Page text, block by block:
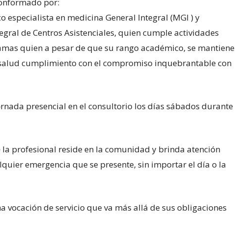
especialista en medicina General Integral (MGI ) y
de Centros Asistenciales, quien cumple actividades
quien a pesar de que su rango académico, se mantiene
cumplimiento con el compromiso inquebrantable con
presencial en el consultorio los días sábados durante
la profesional reside en la comunidad y brinda atención
emergencia que se presente, sin importar el día o la
vocación de servicio que va más allá de sus obligaciones